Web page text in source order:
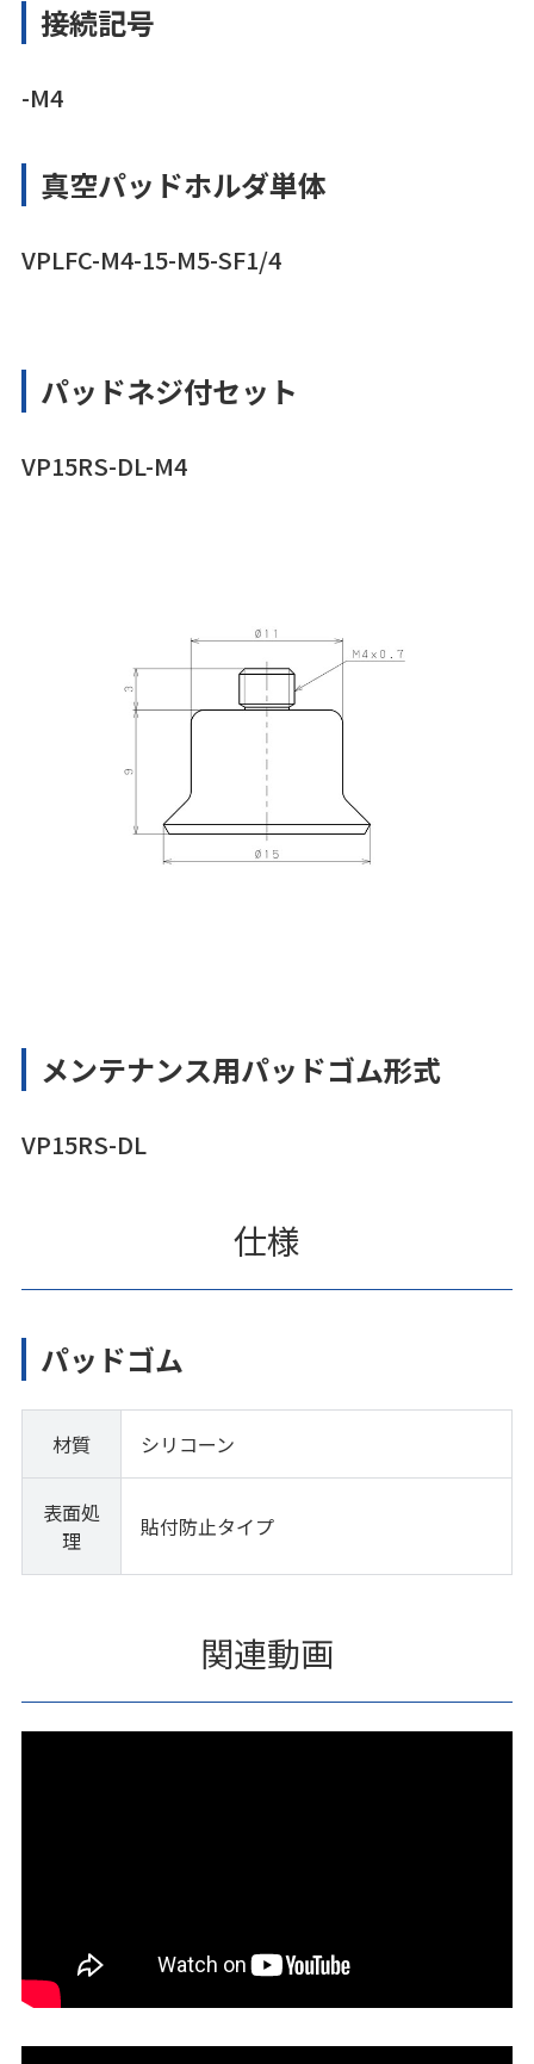
接続記号
-M4
真空パッドホルダ単体
VPLFC-M4-15-M5-SF1/4
パッドネジ付セット
VP15RS-DL-M4
メンテナンス用パッドゴム形式
VP15RS-DL
仕様
パッドゴム
材質 シリコーン
表面処
理
貼付防止タイプ
関連動画